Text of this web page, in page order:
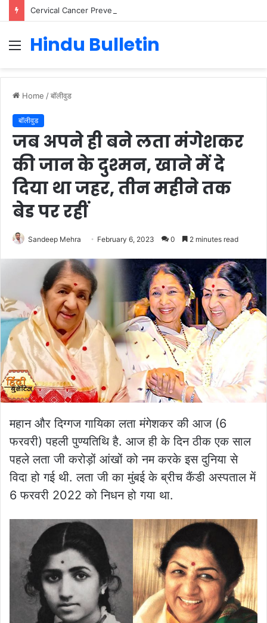
Menu
Hindu Bulletin
Home /बॉलीवुड
बॉलीवुड
जब अपने ही बने लता मंगेशकर
की जान के दुश्मन, खाने में दे
दिया था जहर, तीन महीने तक
बेड पर रहीं
Sandeep Mehra February 6, 2023 0 2 minutes read
महान और दिग्गज गायिका लता मंगेशकर की आज (6
फरवरी) पहली पुण्यतिथि है. आज ही के दिन ठीक एक साल
पहले लता जी करोड़ों आंखों को नम करके इस दुनिया से
विदा हो गई थी. लता जी का मुंबई के ब्रीच कैंडी अस्पताल में
6 फरवरी 2022 को निधन हो गया था.